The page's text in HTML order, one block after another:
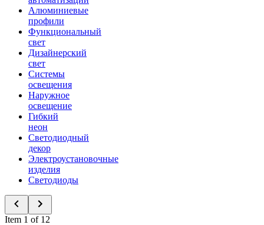
Алюминиевые
профили
Функциональный
свет
Дизайнерский
свет
Системы
освещения
Наружное
освещение
Гибкий
неон
Светодиодный
декор
Электроустановочные
изделия
Светодиоды
Item 1 of 12